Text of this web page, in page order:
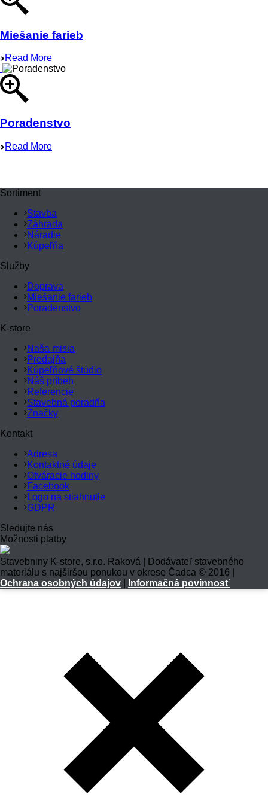
Miešanie farieb
Read More
Poradenstvo
Read More
Sortiment
Stavba
Záhrada
Náradie
Kúpeľňa
Služby
Doprava
Miešanie farieb
Poradenstvo
K-store
Naša misia
Predajňa
Kúpeľňové štúdio
Náš príbeh
Referencie
Stavebná poradňa
Značky
Kontakt
Adresa
Kontaktné údaje
Otváracie hodiny
Facebook
Logo na stiahnutie
GDPR
Sledujte nás
Možnosti platby
Stavebniny K-store, s.r.o. Raková | Dodávateľ stavebného
materiálu s najširšou ponukou v okrese Čadca © 2016 |
Ochrana osobných údajov
Informačná povinnosť